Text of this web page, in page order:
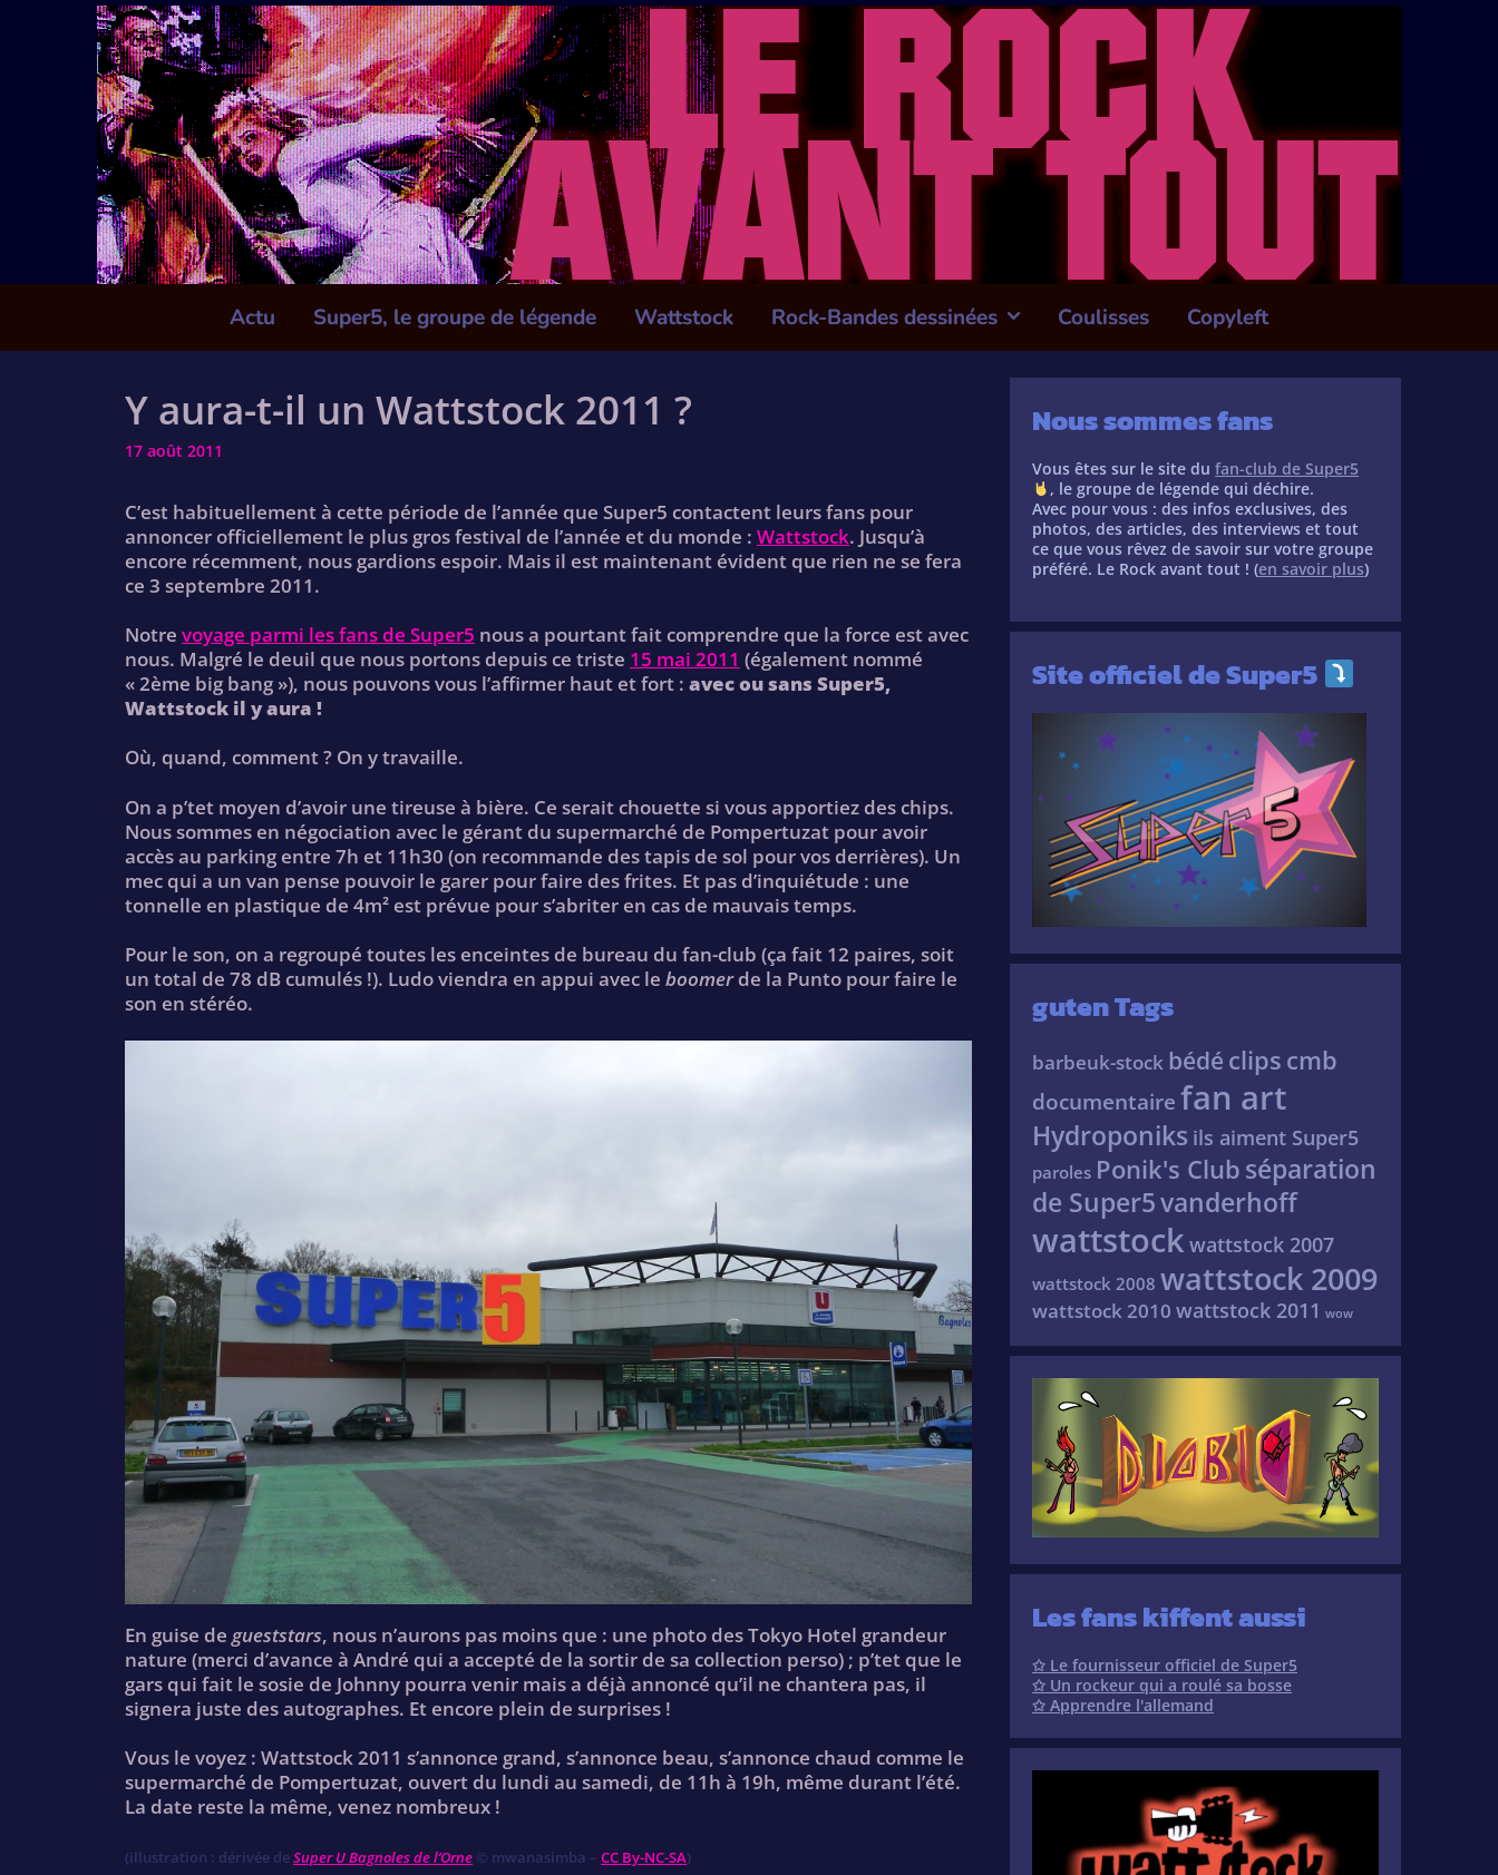
Actu Super5, le groupe de légende Wattstock Rock-Bandes dessinées Coulisses Copyleft
Y aura-t-il un Wattstock 2011 ?
17 août 2011
C’est habituellement à cette période de l’année que Super5 contactent leurs fans pour
annoncer officiellement le plus gros festival de l’année et du monde : Wattstock. Jusqu’à
encore récemment, nous gardions espoir. Mais il est maintenant évident que rien ne se fera
ce 3 septembre 2011.
Notre voyage parmi les fans de Super5 nous a pourtant fait comprendre que la force est avec
nous. Malgré le deuil que nous portons depuis ce triste 15 mai 2011 (également nommé
« 2ème big bang »), nous pouvons vous l’affirmer haut et fort : avec ou sans Super5,
Wattstock il y aura !
Où, quand, comment ? On y travaille.
On a p’tet moyen d’avoir une tireuse à bière. Ce serait chouette si vous apportiez des chips.
Nous sommes en négociation avec le gérant du supermarché de Pompertuzat pour avoir
accès au parking entre 7h et 11h30 (on recommande des tapis de sol pour vos derrières). Un
mec qui a un van pense pouvoir le garer pour faire des frites. Et pas d’inquiétude : une
tonnelle en plastique de 4m² est prévue pour s’abriter en cas de mauvais temps.
Pour le son, on a regroupé toutes les enceintes de bureau du fan-club (ça fait 12 paires, soit
un total de 78 dB cumulés !). Ludo viendra en appui avec le boomerde la Punto pour faire le
son en stéréo.
En guise de gueststars, nous n’aurons pas moins que : une photo des Tokyo Hotel grandeur
nature (merci d’avance à André qui a accepté de la sortir de sa collection perso) ; p’tet que le
gars qui fait le sosie de Johnny pourra venir mais a déjà annoncé qu’il ne chantera pas, il
signera juste des autographes. Et encore plein de surprises !
Vous le voyez : Wattstock 2011 s’annonce grand, s’annonce beau, s’annonce chaud comme le
supermarché de Pompertuzat, ouvert du lundi au samedi, de 11h à 19h, même durant l’été.
La date reste la même, venez nombreux !
(illustration : dérivée deSuper U Bagnoles de l’Orne © mwanasimba – CC By-NC-SA)
Nous sommes fans
Vous êtes sur le site du fan-club de Super5
, le groupe de légende qui déchire.
Avec pour vous : des infos exclusives, des
photos, des articles, des interviews et tout
ce que vous rêvez de savoir sur votre groupe
préféré. Le Rock avant tout ! (en savoir plus)
Site officiel de Super5
guten Tags
barbeuk-stock bédé clips cmb
documentairefan art
Hydroponiks ils aiment Super5
paroles Ponik's Club séparation
de Super5vanderhoff
wattstock wattstock 2007
wattstock 2008 wattstock 2009
wattstock 2010 wattstock 2011 wow
Les fans kiffent aussi
✩ Le fournisseur officiel de Super5
✩ Un rockeur qui a roulé sa bosse
✩ Apprendre l'allemand